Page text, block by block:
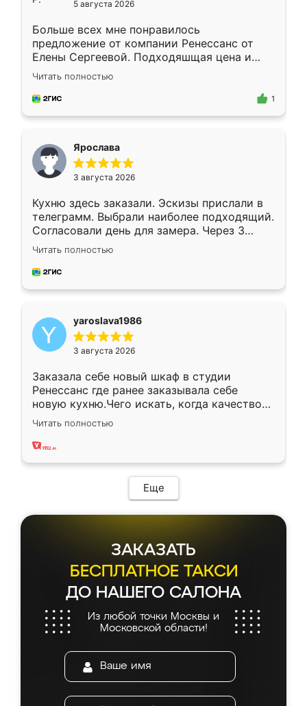
5 августа 2026
Больше всех мне понравилось
предложение от компании Ренессанс от
Елены Сергеевой. Подходяшщая цена и
короткие сроки изготовления. Приехавший
для замера сотрудник Владислав
предложил по моему эскизу самый
Читать полностью
1
Ярослава
3 августа 2026
Кухню здесь заказали. Эскизы прислали в
телеграмм. Выбрали наиболее подходящий.
Согласовали день для замера. Через 3
недели кухня была уже готова. Остались
довольны работой. Спасибо Ренессанс
мебель за качественную работу!
Читать полностью
yaroslava1986
3 августа 2026
Заказала себе новый шкаф в студии
Ренессанс где ранее заказывала себе
новую кухню.Чего искать, когда качеством
вполне довольна. Служит кухня уже почти
два года, нареканий нет.
Читать полностью
Еще
ЗАКАЗАТЬ
БЕСПЛАТНОЕ ТАКСИ
ДО НАШЕГО САЛОНА
Из любой точки Москвы и
Московской области!